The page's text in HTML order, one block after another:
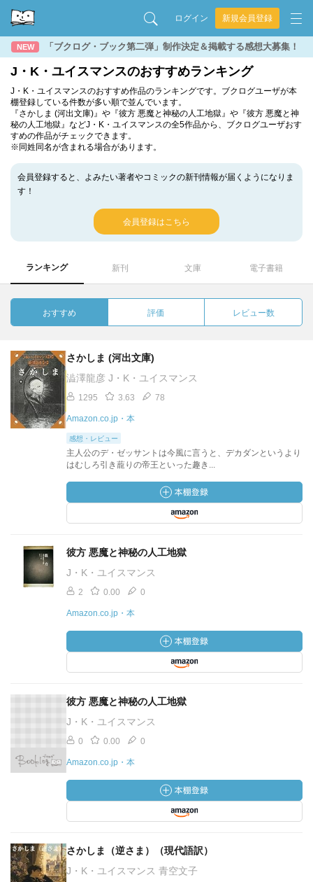
ログイン 新規会員登録
NEW 「ブクログ・ブック第二弾」制作決定＆掲載する感想大募集！
J・K・ユイスマンスのおすすめランキング
J・K・ユイスマンスのおすすめ作品のランキングです。ブクログユーザが本
棚登録している件数が多い順で並んでいます。
『さかしま (河出文庫)』や『彼方 悪魔と神秘の人工地獄』や『彼方 悪魔と神
秘の人工地獄』などJ・K・ユイスマンスの全5作品から、ブクログユーザおす
すめの作品がチェックできます。
※同姓同名が含まれる場合があります。
会員登録すると、よみたい著者やコミックの新刊情報が届くようになりま
す！
会員登録はこちら
ランキング 新刊 文庫 電子書籍
おすすめ 評価 レビュー数
さかしま (河出文庫)
澁澤龍彦 J・K・ユイスマンス
1295 3.63 78
Amazon.co.jp・本
感想・レビュー
主人公のデ・ゼッサントは今風に言うと、デカダンというより
はむしろ引き蘢りの帝王といった趣き...
彼方 悪魔と神秘の人工地獄
J・K・ユイスマンス
2 0.00 0
Amazon.co.jp・本
彼方 悪魔と神秘の人工地獄
J・K・ユイスマンス
0 0.00 0
Amazon.co.jp・本
さかしま（逆さま）（現代語訳）
J・K・ユイスマンス 青空文子